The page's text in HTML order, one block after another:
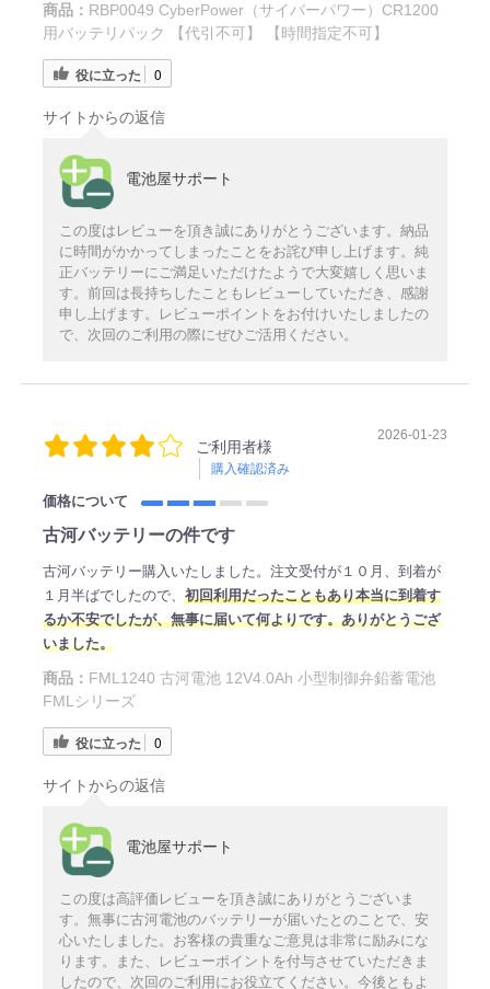
商品： RBP0049 CyberPower（サイバーパワー）CR1200
用バッテリパック 【代引不可】 【時間指定不可】
役に立った 0
サイトからの返信
電池屋サポート
この度はレビューを頂き誠にありがとうございます。納品
に時間がかかってしまったことをお詫び申し上げます。純
正バッテリーにご満足いただけたようで大変嬉しく思いま
す。前回は長持ちしたこともレビューしていただき、感謝
申し上げます。レビューポイントをお付けいたしましたの
で、次回のご利用の際にぜひご活用ください。
ご利用者様
購入確認済み
2026-01-23
価格について
古河バッテリーの件です
古河バッテリー購入いたしました。注文受付が１０月、到着が
１月半ばでしたので、 初回利用だったこともあり本当に到着す
るか不安でしたが、無事に届いて何よりです。ありがとうござ
いました。
商品： FML1240 古河電池 12V4.0Ah 小型制御弁鉛蓄電池
FMLシリーズ
役に立った 0
サイトからの返信
電池屋サポート
この度は高評価レビューを頂き誠にありがとうございま
す。無事に古河電池のバッテリーが届いたとのことで、安
心いたしました。お客様の貴重なご意見は非常に励みにな
ります。また、レビューポイントを付与させていただきま
したので、次回のご利用にお役立てください。今後ともよ